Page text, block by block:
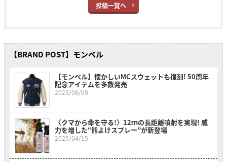
投稿一覧へ
【BRAND POST】モンベル
【モンベル】懐かしいMCスウェットも復刻! 50周年
記念アイテムを多数発売
2025/08/09
〈クマから命を守る!〉12ｍの長距離噴射を実現! 威
力を増した“熊よけスプレー”が新登場
2025/04/15